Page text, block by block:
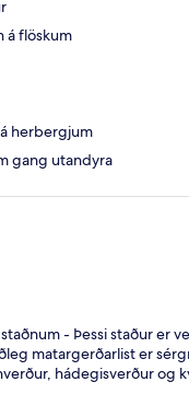
á flöskum
herbergjum
gang utandyra
- Þessi staður er
matargerðarlist er
hádegisverður og